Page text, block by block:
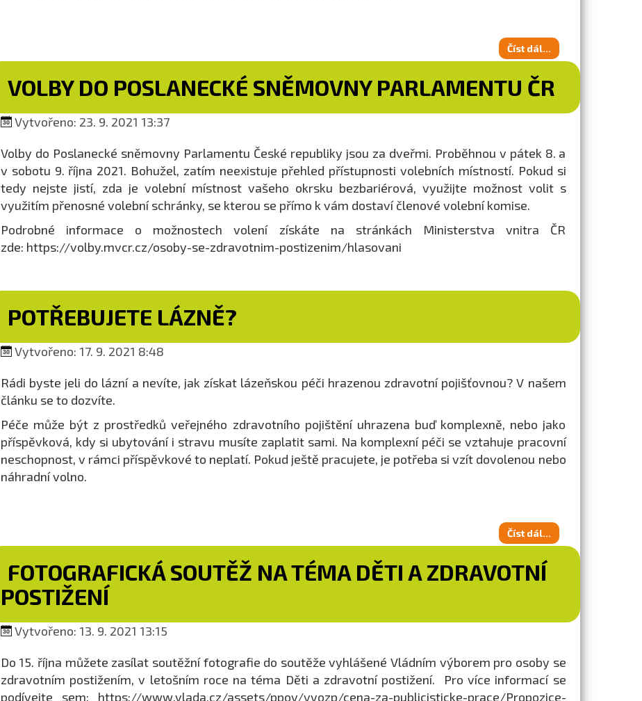
Číst dál...
VOLBY DO POSLANECKÉ SNĚMOVNY PARLAMENTU ČR
Vytvořeno: 23. 9. 2021 13:37
Volby do Poslanecké sněmovny Parlamentu České republiky jsou za dveřmi. Proběhnou v pátek 8. a
v sobotu 9. října 2021. Bohužel, zatím neexistuje přehled přístupnosti volebních místností. Pokud si
tedy nejste jistí, zda je volební místnost vašeho okrsku bezbariérová, využijte možnost volit s
využitím přenosné volební schránky, se kterou se přímo k vám dostaví členové volební komise.
Podrobné informace o možnostech volení získáte na stránkách Ministerstva vnitra ČR
zde: https://volby.mvcr.cz/osoby-se-zdravotnim-postizenim/hlasovani
POTŘEBUJETE LÁZNĚ?
Vytvořeno: 17. 9. 2021 8:48
Rádi byste jeli do lázní a nevíte, jak získat lázeňskou péči hrazenou zdravotní pojišťovnou? V našem
článku se to dozvíte.
Péče může být z prostředků veřejného zdravotního pojištění uhrazena buď komplexně, nebo jako
příspěvková, kdy si ubytování i stravu musíte zaplatit sami. Na komplexní péči se vztahuje pracovní
neschopnost, v rámci příspěvkové to neplatí. Pokud ještě pracujete, je potřeba si vzít dovolenou nebo
náhradní volno.
Číst dál...
FOTOGRAFICKÁ SOUTĚŽ NA TÉMA DĚTI A ZDRAVOTNÍ
POSTIŽENÍ
Vytvořeno: 13. 9. 2021 13:15
Do 15. října můžete zasílat soutěžní fotografie do soutěže vyhlášené Vládním výborem pro osoby se
zdravotním postižením, v letošním roce na téma Děti a zdravotní postižení. Pro více informací se
podívejte sem: https://www.vlada.cz/assets/ppov/vvozp/cena-za-publicisticke-prace/Propozice-